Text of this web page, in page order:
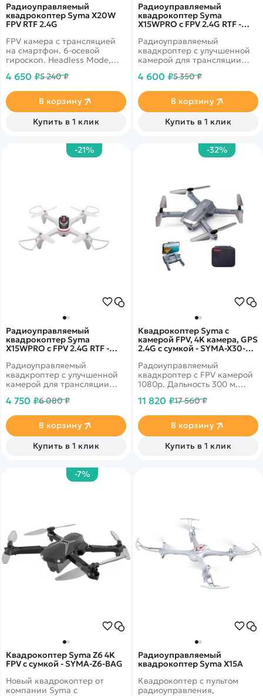
Радиоуправляемый
квадрокоптер Syma X20W
FPV RTF 2.4G
FPV камера с трансляцией
на смартфон. 6-осевой
гироскоп. Headless Mode,
4 650 ₽5 240 ₽
В корзину
Купить в 1 клик
Радиоуправляемый
квадрокоптер Syma
X15WPRO с FPV 2.4G RTF -
Радиоуправляемый
квадкроптер с улучшенной
камерой для трансляции
полета может достигать 10
дальность управления 80
метров, а расстояние на
которое может
транслировать камера - 30
4 600 ₽5 350 ₽
В корзину
Купить в 1 клик
-21%
Радиоуправляемый
квадрокоптер Syma
X15WPRO с FPV 2.4G RTF -
Радиоуправляемый
квадкроптер с улучшенной
камерой для трансляции
полета может достигать 10
дальность управления 80
метров, а расстояние на
которое может
транслировать камера - 30
4 750 ₽6 080 ₽
В корзину
Купить в 1 клик
-32%
Квадрокоптер Syma с
камерой FPV, 4K камера, GPS
2.4G с сумкой - SYMA-X30-
Радоиуправляемый
квадкроптер с FPV камерой
1080p. Дальность 300 м.
минут! GPS
барометр, 6-осевой
гироскоп. Headless Mode,
Follow me, управление
жестами, безопасный взлет
11 820 ₽17 560 ₽
В корзину
Купить в 1 клик
-7%
Квадрокоптер Syma Z6 4K
FPV с сумкой - SYMA-Z6-BAG
Новый квадрокоптер от
компании Syma с
Радиоуправляемый
квадрокоптер Syma X15A
Квадрокоптер с пультом
радиоуправления,